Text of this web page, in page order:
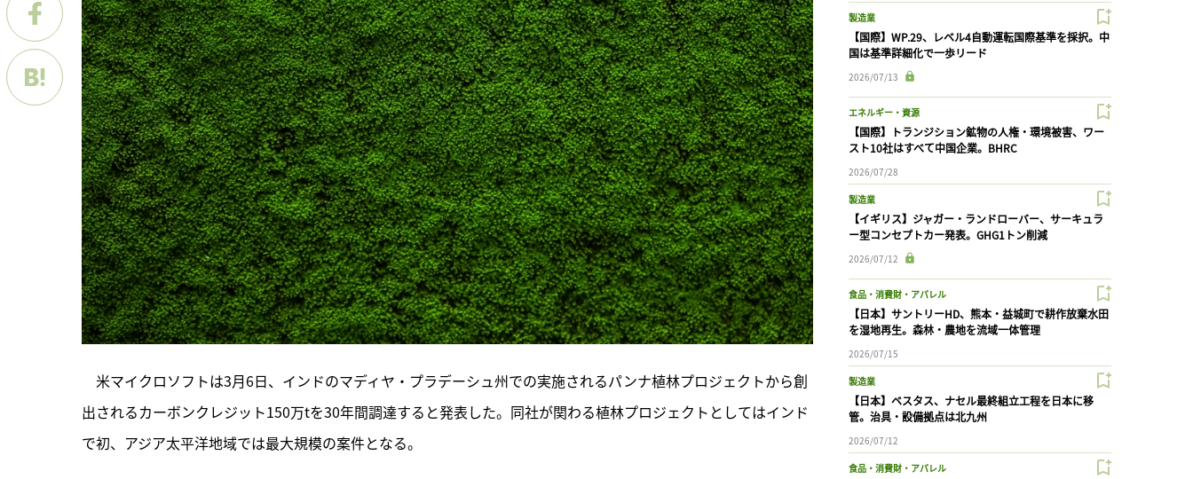
米マイクロソフトは3月6日、インドのマディヤ・プラデーシュ州での実施されるパンナ植林プロジェクトから創
出されるカーボンクレジット150万tを30年間調達すると発表した。同社が関わる植林プロジェクトとしてはインド
で初、アジア太平洋地域では最大規模の案件となる。
製造業
【国際】WP.29、レベル4自動運転国際基準を採択。中
国は基準詳細化で一歩リード
2026/07/13
エネルギー・資源
【国際】トランジション鉱物の人権・環境被害、ワー
スト10社はすべて中国企業。BHRC
2026/07/28
製造業
【イギリス】ジャガー・ランドローバー、サーキュラ
ー型コンセプトカー発表。GHG1トン削減
2026/07/12
食品・消費財・アパレル
【日本】サントリーHD、熊本・益城町で耕作放棄水田
を湿地再生。森林・農地を流域一体管理
2026/07/15
製造業
【日本】ベスタス、ナセル最終組立工程を日本に移
管。治具・設備拠点は北九州
2026/07/12
食品・消費財・アパレル